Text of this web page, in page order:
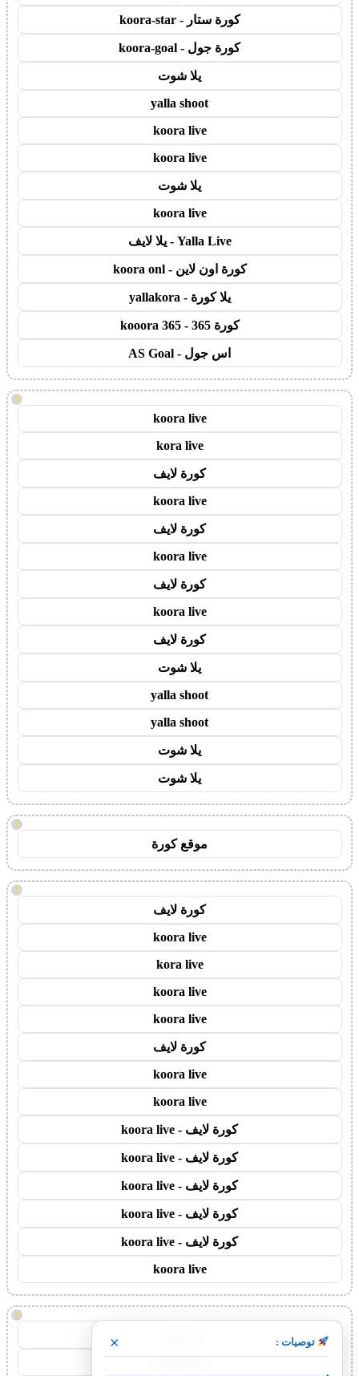
كورة ستار - koora-star
كورة جول - koora-goal
يلا شوت
yalla shoot
koora live
koora live
يلا شوت
koora live
Yalla Live - يلا لايف
كورة اون لاين - koora onl
يلا كورة - yallakora
كورة 365 - kooora 365
اس جول - AS Goal
!
koora live
kora live
كورة لايف
koora live
كورة لايف
koora live
كورة لايف
koora live
كورة لايف
يلا شوت
yalla shoot
yalla shoot
يلا شوت
يلا شوت
!
موقع كورة
!
كورة لايف
koora live
kora live
koora live
koora live
كورة لايف
koora live
koora live
كورة لايف - koora live
كورة لايف - koora live
كورة لايف - koora live
كورة لايف - koora live
كورة لايف - koora live
koora live
!
توصيات : ×